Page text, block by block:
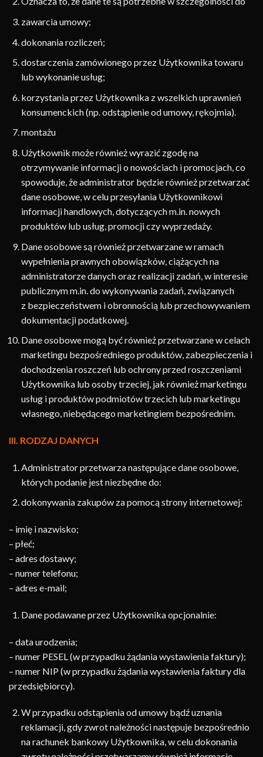
zawarcia umowy;
dokonania rozliczeń;
dostarczenia zamówionego przez Użytkownika towaru
lub wykonanie usług;
korzystania przez Użytkownika z wszelkich uprawnień
konsumenckich (np. odstąpienie od umowy, rękojmia).
montażu
Użytkownik może również wyrazić zgodę na
otrzymywanie informacji o nowościach i promocjach, co
spowoduje, że administrator będzie również przetwarzać
dane osobowe, w celu przesyłania Użytkownikowi
informacji handlowych, dotyczących m.in. nowych
produktów lub usług, promocji czy wyprzedaży.
Dane osobowe są również przetwarzane w ramach
wypełnienia prawnych obowiązków, ciążących na
administratorze danych oraz realizacji zadań, w interesie
publicznym m.in. do wykonywania zadań, związanych
z bezpieczeństwem i obronnością lub przechowywaniem
dokumentacji podatkowej.
Dane osobowe mogą być również przetwarzane w celach
marketingu bezpośredniego produktów, zabezpieczenia i
dochodzenia roszczeń lub ochrony przed roszczeniami
Użytkownika lub osoby trzeciej, jak również marketingu
usług i produktów podmiotów trzecich lub marketingu
własnego, niebędącego marketingiem bezpośrednim.
III. RODZAJ DANYCH
Administrator przetwarza następujące dane osobowe,
których podanie jest niezbędne do:
dokonywania zakupów za pomocą strony internetowej:
– imię i nazwisko;
– płeć;
– adres dostawy;
– numer telefonu;
– adres e-mail;
Dane podawane przez Użytkownika opcjonalnie:
– data urodzenia;
– numer PESEL (w przypadku żądania wystawienia faktury);
– numer NIP (w przypadku żądania wystawienia faktury dla
przedsiębiorcy).
W przypadku odstąpienia od umowy bądź uznania
reklamacji, gdy zwrot należności następuje bezpośrednio
na rachunek bankowy Użytkownika, w celu dokonania